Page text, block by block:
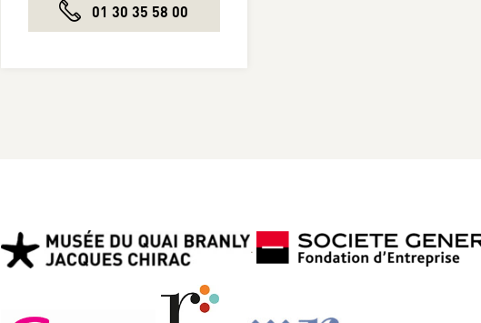
01 30 35 58 00
.